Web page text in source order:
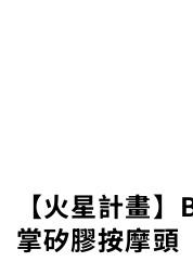
【火星計畫
掌矽膠按摩頭